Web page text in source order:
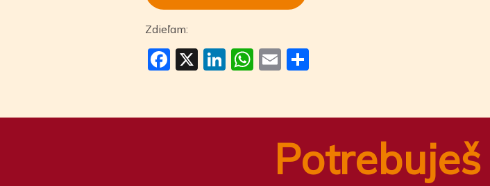
Zdieľam:
Facebook
X LinkedIn
WhatsApp
Email